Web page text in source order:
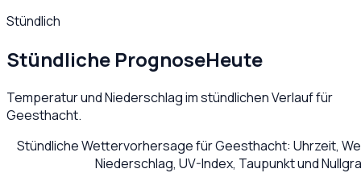
Stündlich
Stündliche PrognoseHeute
Temperatur und Niederschlag im stündlichen Verlauf für
Geesthacht.
Stündliche Wettervorhersage fürGeesthacht: Uhrzeit,
Niederschlag, UV-Index, Taupunkt und